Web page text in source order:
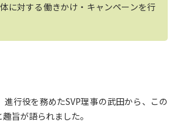
に対する働きかけ・キャンペーンを行
行役を務めたSVP理事の武田から、この
旨が語られました。